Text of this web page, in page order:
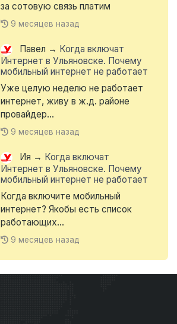
за сотовую связь платим
9 месяцев назад
Павел → Когда включат
Интернет в Ульяновске. Почему
мобильный интернет не работает
Уже целую неделю не работает
интернет, живу в ж.д. районе
провайдер...
9 месяцев назад
Ия → Когда включат
Интернет в Ульяновске. Почему
мобильный интернет не работает
Когда включите мобильный
интернет? Якобы есть список
работающих...
9 месяцев назад